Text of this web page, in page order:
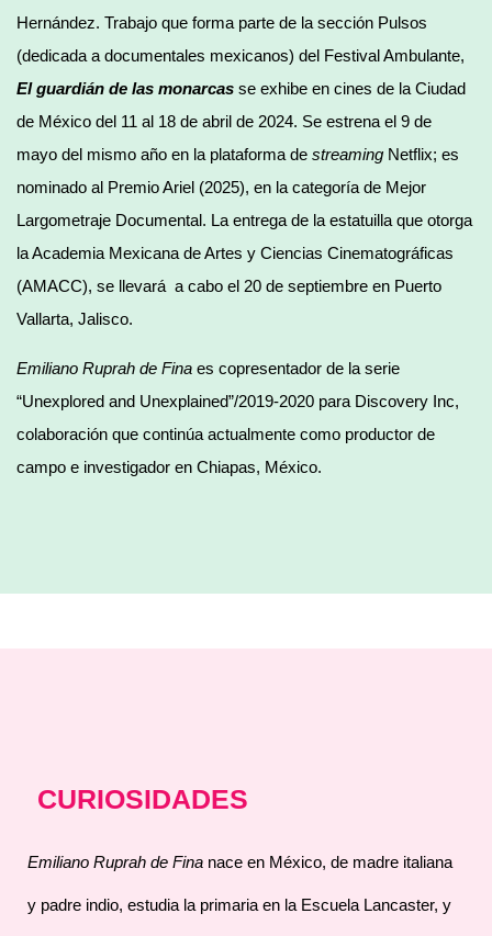
Hernández. Trabajo que forma parte de la sección Pulsos
(dedicada a documentales mexicanos) del Festival Ambulante,
El guardián de las monarcas se exhibe en cines de la Ciudad
de México del 11 al 18 de abril de 2024. Se estrena el 9 de
mayo del mismo año en la plataforma de streaming Netflix; es
nominado al Premio Ariel (2025), en la categoría de Mejor
Largometraje Documental. La entrega de la estatuilla que otorga
la Academia Mexicana de Artes y Ciencias Cinematográficas
(AMACC), se llevará a cabo el 20 de septiembre en Puerto
Vallarta, Jalisco.
Emiliano Ruprah de Fina es copresentador de la serie
“Unexplored and Unexplained”/2019-2020 para Discovery Inc,
colaboración que continúa actualmente como productor de
campo e investigador en Chiapas, México.
CURIOSIDADES
Emiliano Ruprah de Fina nace en México, de madre italiana
y padre indio, estudia la primaria en la Escuela Lancaster, y